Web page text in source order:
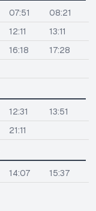
07:51
08:21
12:11
13:11
16:18
17:28
12:31
13:51
21:11
14:07
15:37